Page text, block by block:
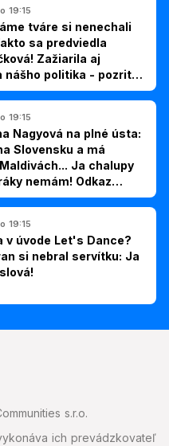
19:15
tváre si nenechali
sa predviedla
Zažiarila aj
nášho politika - pozrite
z Lovestreamu
19:15
Nagyová na plné ústa:
Slovensku a má
Ja chalupy
nemám! Odkaz
19:15
v úvode Let's Dance?
si nebral servítku: Ja
s.r.o.
ich prevádzkovateľ